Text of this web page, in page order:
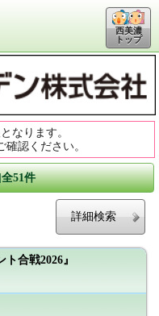
西美濃
トップ
なります。
認ください。
て]全51件
詳細検索
合戦2026』